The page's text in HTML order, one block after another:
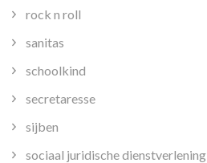
rock n roll
sanitas
schoolkind
secretaresse
sijben
sociaal juridische dienstverlening